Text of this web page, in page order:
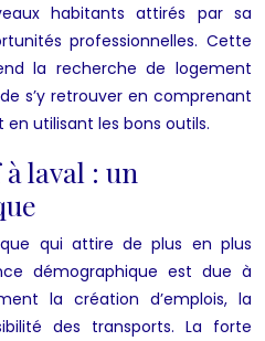
habitants attirés par sa
professionnelles. Cette
la recherche de logement
s’y retrouver en comprenant
utilisant les bons outils.
laval : un
qui attire de plus en plus
démographique est due à
la création d’emplois, la
des transports. La forte